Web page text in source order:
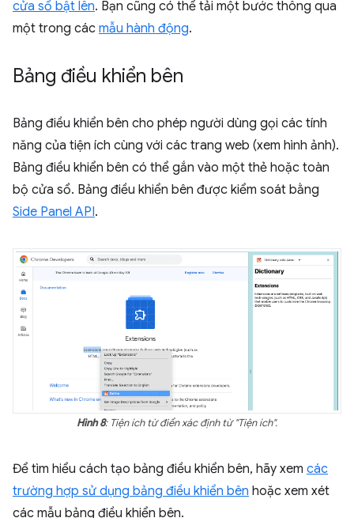
cửa sổ bật lên. Bạn cũng có thể tải một bước thông qua
một trong các mẫu hành động.
Bảng điều khiển bên
Bảng điều khiển bên cho phép người dùng gọi các tính
năng của tiện ích cùng với các trang web (xem hình ảnh).
Bảng điều khiển bên có thể gắn vào một thẻ hoặc toàn
bộ cửa sổ. Bảng điều khiển bên được kiểm soát bằng
Side Panel API.
Hình 8: Tiện ích từ điển xác định từ "Tiện ích".
Để tìm hiểu cách tạo bảng điều khiển bên, hãy xem các
trường hợp sử dụng bảng điều khiển bên hoặc xem xét
các mẫu bảng điều khiển bên.